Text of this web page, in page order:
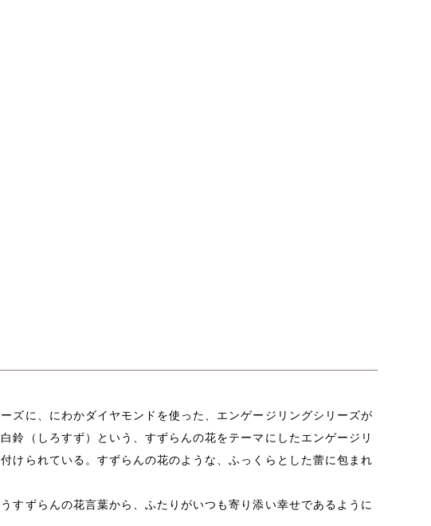
ズに、にわかダイヤモンドを使った、エンゲージリングシリーズが
鈴（しろすず）という、すずらんの花をテーマにしたエンゲージリ
けられている。すずらんの花のような、ふっくらとした蕾に包まれ
すずらんの花言葉から、ふたりがいつも寄り添い幸せであるように